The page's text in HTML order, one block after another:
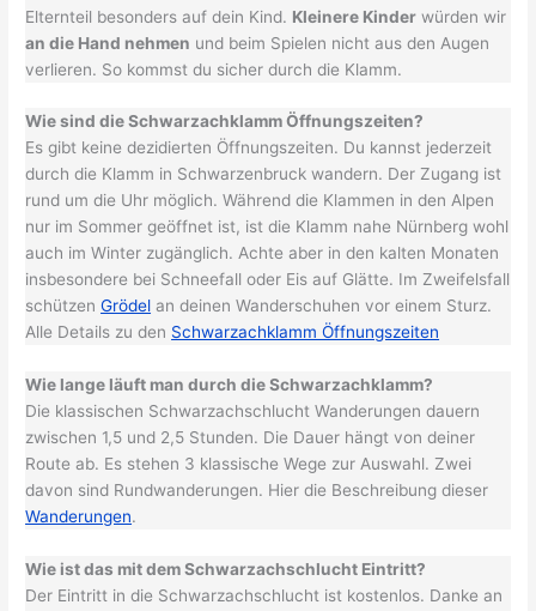
Elternteil besonders auf dein Kind. Kleinere Kinder würden wir
an die Hand nehmen und beim Spielen nicht aus den Augen
verlieren. So kommst du sicher durch die Klamm.
Wie sind die Schwarzachklamm Öffnungszeiten?
Es gibt keine dezidierten Öffnungszeiten. Du kannst jederzeit
durch die Klamm in Schwarzenbruck wandern. Der Zugang ist
rund um die Uhr möglich. Während die Klammen in den Alpen
nur im Sommer geöffnet ist, ist die Klamm nahe Nürnberg wohl
auch im Winter zugänglich. Achte aber in den kalten Monaten
insbesondere bei Schneefall oder Eis auf Glätte. Im Zweifelsfall
schützenGrödel an deinen Wanderschuhen vor einem Sturz.
Alle Details zu den Schwarzachklamm Öffnungszeiten
Wie lange läuft man durch die Schwarzachklamm?
Die klassischen Schwarzachschlucht Wanderungen dauern
zwischen 1,5 und 2,5 Stunden. Die Dauer hängt von deiner
Route ab. Es stehen 3 klassische Wege zur Auswahl. Zwei
davon sind Rundwanderungen. Hier die Beschreibung dieser
Wanderungen.
Wie ist das mit dem Schwarzachschlucht Eintritt?
Der Eintritt in die Schwarzachschlucht ist kostenlos. Danke an